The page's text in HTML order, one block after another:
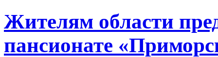
Жителям области
пансионате